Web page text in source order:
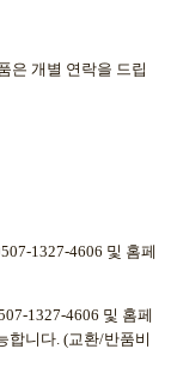
은 개별 연락을 드립
1327-4606 및 홈페
1327-4606 및 홈페
합니다. (교환/반품비